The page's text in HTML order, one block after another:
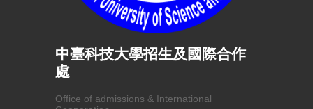
中臺科技大學招生及國際合作
處
Office of admissions & International